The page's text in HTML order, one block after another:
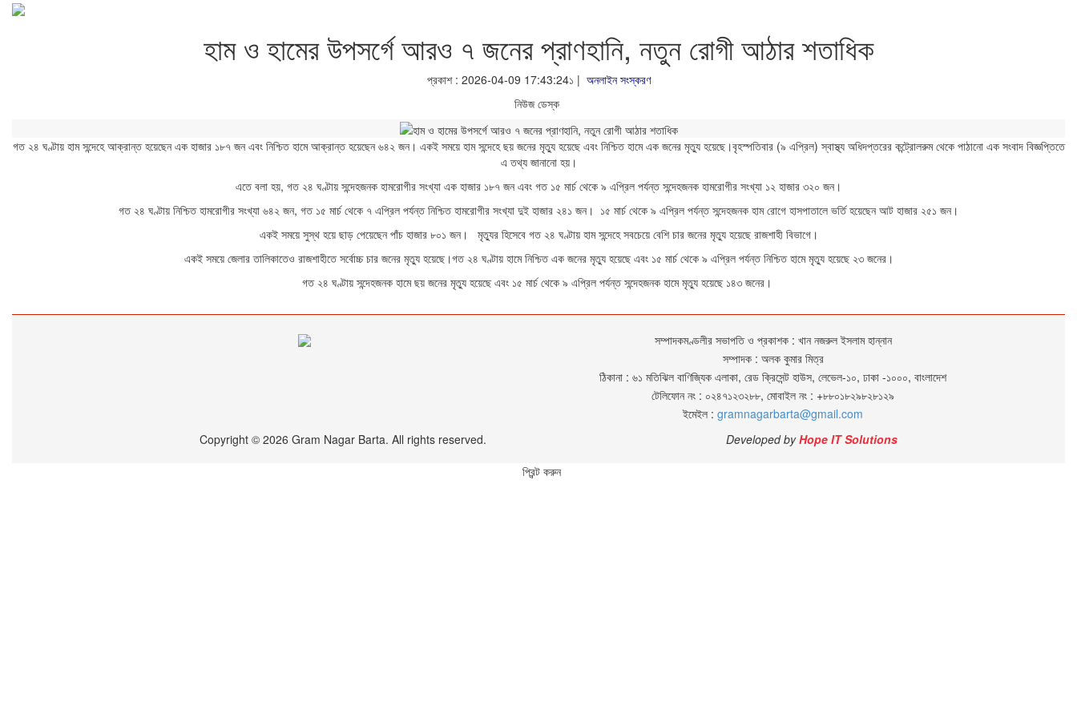
হাম ও হামের উপসর্গে আরও ৭ জনের প্রাণহানি, নতুন রোগী আঠার শতাধিক
প্রকাশ : 2026-04-09 17:43:24১ | অনলাইন সংস্করণ
নিউজ ডেস্ক
গত ২৪ ঘণ্টায় হাম সন্দেহে আক্রান্ত হয়েছেন এক হাজার ১৮৭ জন এবং নিশ্চিত হামে আক্রান্ত হয়েছেন ৬৪২ জন। একই সময়ে হাম সন্দেহে ছয় জনের মৃত্যু হয়েছে এবং নিশ্চিত হামে এক জনের মৃত্যু হয়েছে।বৃহস্পতিবার (৯ এপ্রিল) স্বাস্থ্য অধিদপ্তরের কন্ট্রোলরুম থেকে পাঠানো এক সংবাদ বিজ্ঞপ্তিতে
এ তথ্য জানানো হয়।
এতে বলা হয়, গত ২৪ ঘণ্টায় সন্দেহজনক হামরোগীর সংখ্যা এক হাজার ১৮৭ জন এবং গত ১৫ মার্চ থেকে ৯ এপ্রিল পর্যন্ত সন্দেহজনক হামরোগীর সংখ্যা ১২ হাজার ৩২০ জন।
গত ২৪ ঘণ্টায় নিশ্চিত হামরোগীর সংখ্যা ৬৪২ জন, গত ১৫ মার্চ থেকে ৭ এপ্রিল পর্যন্ত নিশ্চিত হামরোগীর সংখ্যা দুই হাজার ২৪১ জন। ১৫ মার্চ থেকে ৯ এপ্রিল পর্যন্ত সন্দেহজনক হাম রোগে হাসপাতালে ভর্তি হয়েছেন আট হাজার ২৫১ জন।
একই সময়ে সুস্থ হয়ে ছাড় পেয়েছেন পাঁচ হাজার ৮০১ জন। মৃত্যুর হিসেবে গত ২৪ ঘণ্টায় হাম সন্দেহে সবচেয়ে বেশি চার জনের মৃত্যু হয়েছে রাজশাহী বিভাগে।
একই সময়ে জেলার তালিকাতেও রাজশাহীতে সর্বোচ্চ চার জনের মৃত্যু হয়েছে।গত ২৪ ঘণ্টায় হামে নিশ্চিত এক জনের মৃত্যু হয়েছে এবং ১৫ মার্চ থেকে ৯ এপ্রিল পর্যন্ত নিশ্চিত হামে মৃত্যু হয়েছে ২৩ জনের।
গত ২৪ ঘণ্টায় সন্দেহজনক হামে ছয় জনের মৃত্যু হয়েছে এবং ১৫ মার্চ থেকে ৯ এপ্রিল পর্যন্ত সন্দেহজনক হামে মৃত্যু হয়েছে ১৪৩ জনের।
সম্পাদকমণ্ডলীর সভাপতি ও প্রকাশক : খান নজরুল ইসলাম হান্নান
সম্পাদক : অলক কুমার মিত্র
ঠিকানা : ৬১ মতিঝিল বাণিজ্যিক এলাকা, রেড ক্রিসেন্ট হাউস, লেভেল-১০, ঢাকা -১০০০, বাংলাদেশ
টেলিফোন নং : ০২৪৭১২৩২৮৮, মোবাইল নং : +৮৮০১৮২৯৮২৮১২৯
ইমেইল : gramnagarbarta@gmail.com
Copyright © 2026 Gram Nagar Barta. All rights reserved.
Developed byHope IT Solutions
প্রিন্ট করুন